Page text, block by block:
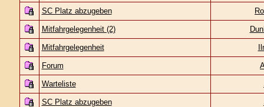
SC Platz abzugeben
Mitfahrgelegenheit (2)
Mitfahrgelegenheit
Forum
Warteliste
SC Platz abzugeben